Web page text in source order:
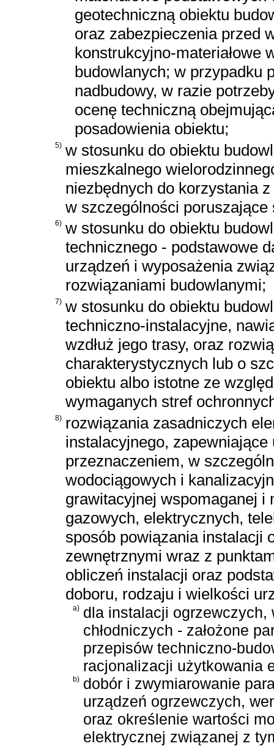
geotechniczną obiektu
oraz zabezpieczenia przed
konstrukcyjno-materiałowe
budowlanych; w przypadku
nadbudowy, w razie
ocenę techniczną
posadowienia obiektu;
5) w stosunku do obiektu
mieszkalnego
niezbędnych do korzystania
w szczególności
6) w stosunku do obiektu
technicznego - podstawowe
urządzeń i wyposażenia
rozwiązaniami budowlanymi;
7) w stosunku do obiektu
techniczno-instalacyjne,
wzdłuż jego trasy, oraz
charakterystycznych lub o
obiektu albo istotne ze
wymaganych stref
8) rozwiązania zasadniczych
instalacyjnego,
przeznaczeniem, w
wodociągowych i
grawitacyjnej wspomaganej i
gazowych, elektrycznych,
sposób powiązania instalacji
zewnętrznymi wraz z
obliczeń instalacji oraz
doboru, rodzaju i wielkości
a) dla instalacji
chłodniczych - założone
przepisów techniczno-
racjonalizacji użytkowania
b) dobór i zwymiarowanie
urządzeń ogrzewczych,
oraz określenie wartości
elektrycznej związanej z